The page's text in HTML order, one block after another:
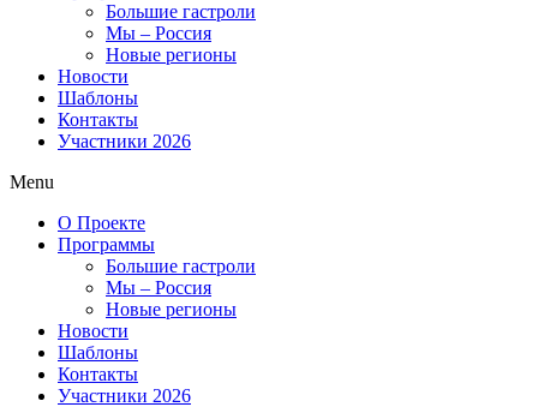
Большие гастроли
Мы – Россия
Новые регионы
Новости
Шаблоны
Контакты
Участники 2026
Menu
О Проекте
Программы
Большие гастроли
Мы – Россия
Новые регионы
Новости
Шаблоны
Контакты
Участники 2026